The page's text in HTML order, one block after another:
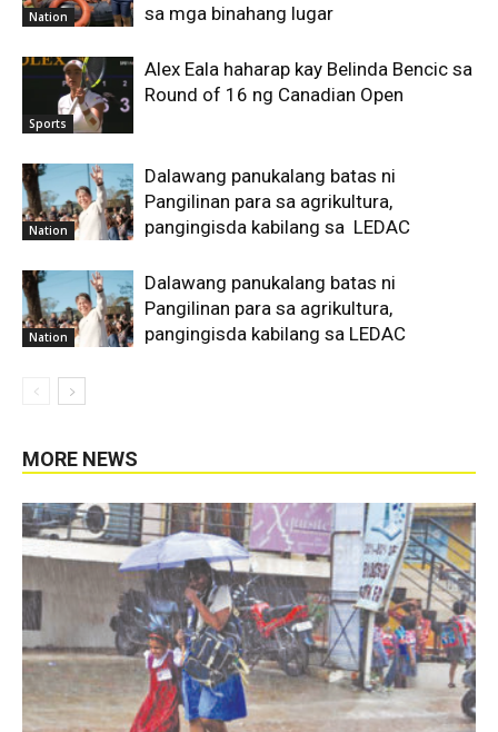
Nation
sa mga binahang lugar
Sports
Alex Eala haharap kay Belinda Bencic sa
Round of 16 ng Canadian Open
Nation
Dalawang panukalang batas ni
Pangilinan para sa agrikultura,
pangingisda kabilang sa LEDAC
Nation
Dalawang panukalang batas ni
Pangilinan para sa agrikultura,
pangingisda kabilang sa LEDAC
MORE NEWS